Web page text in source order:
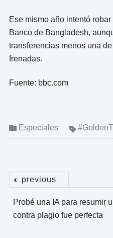
Ese mismo año intentó
Banco de Bangladesh,
transferencias menos una
frenadas.
Fuente: bbc.com
Especiales #GoldenTI
Navegación
de
previous
Probé una IA para resumir
contra plagio fue perfecta